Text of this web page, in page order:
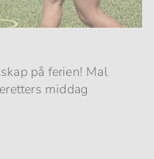
på ferien! Mal
middag